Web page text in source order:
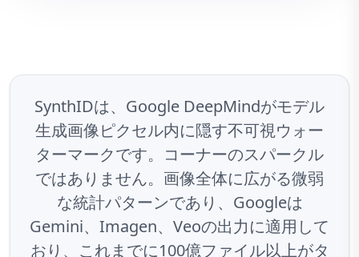
SynthIDは、Google DeepMindがモデル
生成画像ピクセル内に隠す不可視ウォー
ターマークです。コーナーのスパークル
ではありません。画像全体に広がる微弱
な統計パターンであり、Googleは
Gemini、Imagen、Veoの出力に適用して
おり、これまでに100億ファイル以上がタ